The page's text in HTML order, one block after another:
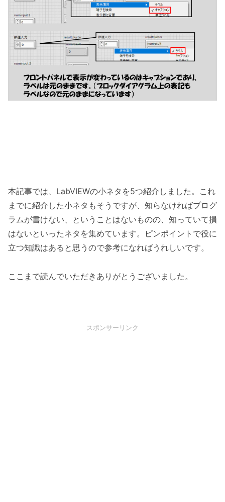
本記事では、LabVIEWの小ネタを5つ紹介しました。これ
までに紹介した小ネタもそうですが、知らなければプログ
ラムが書けない、ということはないものの、知っていて損
はないといったネタを集めています。ピンポイントで役に
立つ知識はあると思うので参考になればうれしいです。
ここまで読んでいただきありがとうございました。
スポンサーリンク